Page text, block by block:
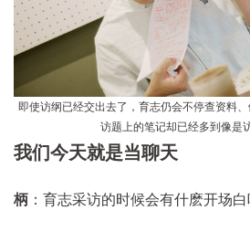
即使访纲已经交出去了，育志仍会不停查资料、
访题上的笔记却已经多到像是
我们今天就是当聊天
柄 ：育志采访的时候会有什麽开场白